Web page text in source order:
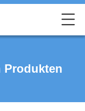
Produkten